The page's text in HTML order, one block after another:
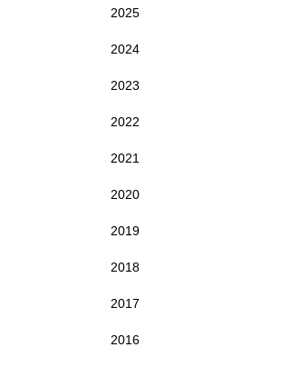
2025
2024
2023
2022
2021
2020
2019
2018
2017
2016